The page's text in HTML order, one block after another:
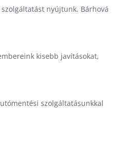
nyújtunk. Bárhová
kisebb javításokat,
szolgáltatásunkkal